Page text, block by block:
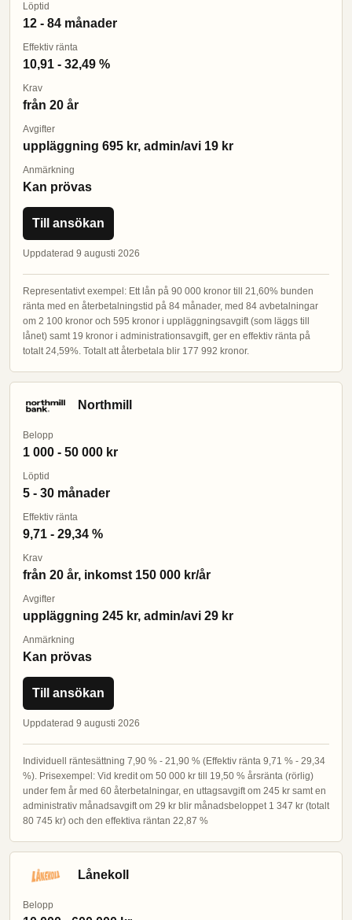
Löptid
12 - 84 månader
Effektiv ränta
10,91 - 32,49 %
Krav
från 20 år
Avgifter
uppläggning 695 kr, admin/avi 19 kr
Anmärkning
Kan prövas
Till ansökan
Uppdaterad 9 augusti 2026
Representativt exempel: Ett lån på 90 000 kronor till 21,60% bunden
ränta med en återbetalningstid på 84 månader, med 84 avbetalningar
om 2 100 kronor och 595 kronor i uppläggningsavgift (som läggs till
lånet) samt 19 kronor i administrationsavgift, ger en effektiv ränta på
totalt 24,59%. Totalt att återbetala blir 177 992 kronor.
Northmill
Belopp
1 000 - 50 000 kr
Löptid
5 - 30 månader
Effektiv ränta
9,71 - 29,34 %
Krav
från 20 år, inkomst 150 000 kr/år
Avgifter
uppläggning 245 kr, admin/avi 29 kr
Anmärkning
Kan prövas
Till ansökan
Uppdaterad 9 augusti 2026
Individuell räntesättning 7,90 % - 21,90 % (Effektiv ränta 9,71 % - 29,34
%). Prisexempel: Vid kredit om 50 000 kr till 19,50 % årsränta (rörlig)
under fem år med 60 återbetalningar, en uttagsavgift om 245 kr samt en
administrativ månadsavgift om 29 kr blir månadsbeloppet 1 347 kr (totalt
80 745 kr) och den effektiva räntan 22,87 %
Lånekoll
Belopp